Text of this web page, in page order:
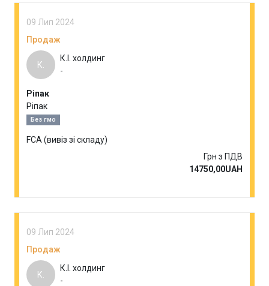
09 Лип 2024
Продаж
К.
К.І. холдинг
-
Ріпак
Ріпак
Без гмо
FCA (вивіз зі складу)
Грн з ПДВ
14750,00UAH
09 Лип 2024
Продаж
К.
К.І. холдинг
-